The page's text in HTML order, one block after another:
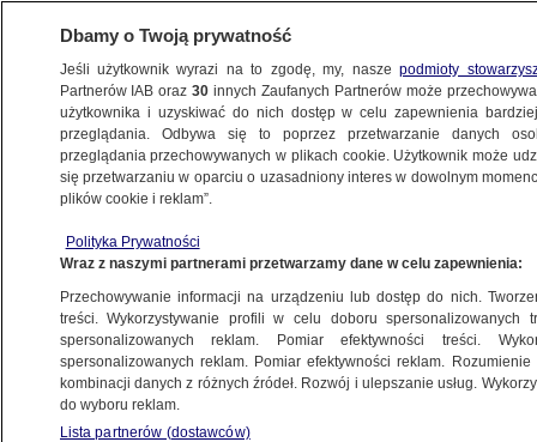
METEO
NAUKA
Żeby odpowiedzieć na to pytanie,
analizowano dane z 11 lat
10.02.2022, 08:06
Udostępnij
Dbamy o Twoją prywatność
Jeśli użytkownik wyrazi na to zgodę, my, naszepodmioty
Partnerów IAB oraz30 innych Zaufanych Partnerów może
użytkownika i uzyskiwać do nich dostęp w celu zapewnienia
przeglądania. Odbywa się to poprzez przetwarzanie danych
przeglądania przechowywanych w plikach cookie. Użytkownik może
się przetwarzaniu w oparciu o uzasadniony interes w dowolnym
plików cookie i reklam”.
Polityka Prywatności
Wraz z naszymi partnerami przetwarzamy dane w celu zapewnienia:
Przechowywanie informacji na urządzeniu lub dostęp do nich.
treści. Wykorzystywanie profili w celu doboru spersonalizowanych
spersonalizowanych reklam. Pomiar efektywności treści.
spersonalizowanych reklam. Pomiar efektywności reklam.
kombinacji danych z różnych źródeł. Rozwój i ulepszanie usług.
do wyboru reklam.
Lista partnerów (dostawców)